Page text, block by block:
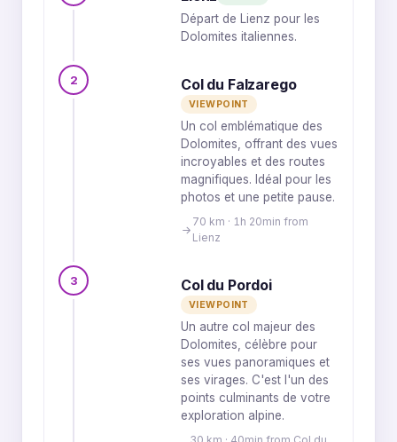
Départ de Lienz pour les
Dolomites italiennes.
2 Col du Falzarego
VIEWPOINT
Un col emblématique des
Dolomites, offrant des vues
incroyables et des routes
magnifiques. Idéal pour les
photos et une petite pause.
70 km · 1h 20min from
Lienz
3 Col du Pordoi
VIEWPOINT
Un autre col majeur des
Dolomites, célèbre pour
ses vues panoramiques et
ses virages. C'est l'un des
points culminants de votre
exploration alpine.